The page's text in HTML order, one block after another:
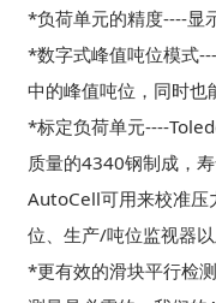
*负荷单元的精度----显
*数字式峰值吨位模式
中的峰值吨位，同时也
*标定负荷单元----
质量的4340钢制成，
AutoCell可用来校准压
位、生产/吨位监视器以
*更有效的滑块平行检